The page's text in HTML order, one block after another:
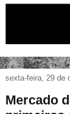
sexta-feira, 29 de
Mercado